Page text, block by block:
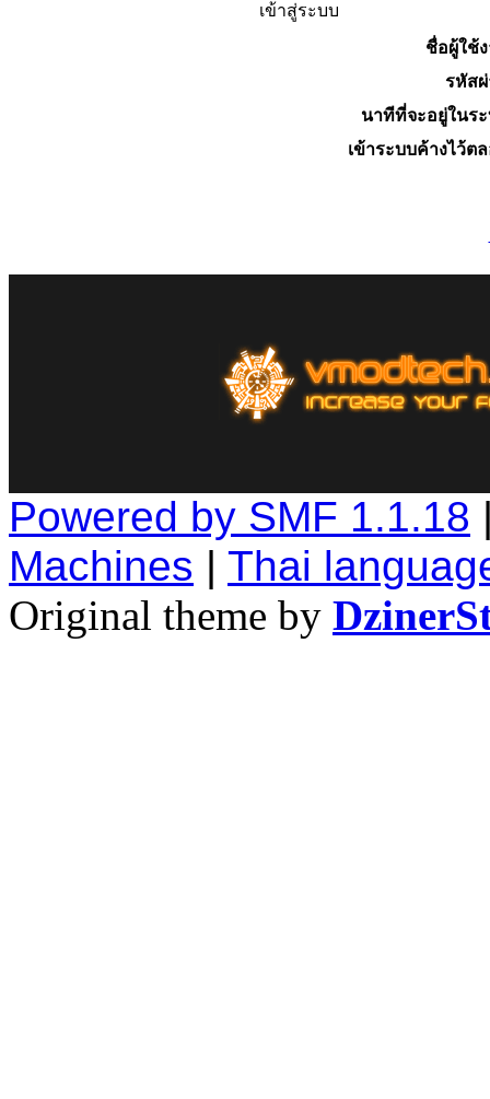
เข้าสู่ระบบ
ชื่อผู้ใช้
รหัส
นาทีที่จะอยู่ในร
เข้าระบบค้างไว้ต
Powered by SMF 1.1.18
Machines | Thai
Original theme by